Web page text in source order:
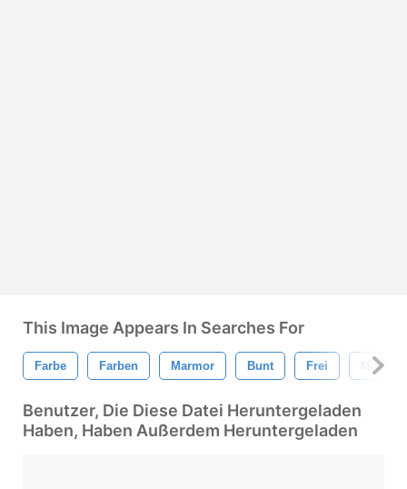
This Image Appears In Searches For
Farbe Farben Marmor Bunt Frei Muster
Benutzer, Die Diese Datei Heruntergeladen
Haben, Haben Außerdem Heruntergeladen